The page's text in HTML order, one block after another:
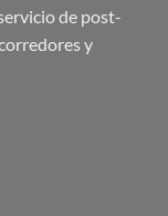
de post-
y